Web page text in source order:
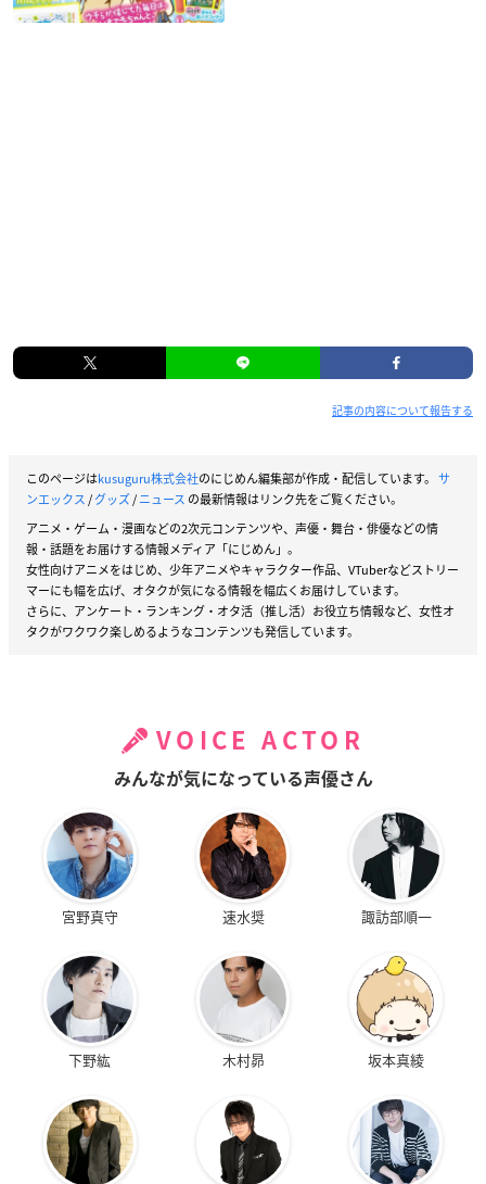
記事の内容について報告する
このページはkusuguru株式会社のにじめん編集部が作成・配信しています。 サ
ンエックス/グッズ/ニュース の最新情報はリンク先をご覧ください。
アニメ・ゲーム・漫画などの2次元コンテンツや、声優・舞台・俳優などの情
報・話題をお届けする情報メディア「にじめん」。
女性向けアニメをはじめ、少年アニメやキャラクター作品、VTuberなどストリー
マーにも幅を広げ、オタクが気になる情報を幅広くお届けしています。
さらに、アンケート・ランキング・オタ活（推し活）お役立ち情報など、女性オ
タクがワクワク楽しめるようなコンテンツも発信しています。
VOICE ACTOR
みんなが気になっている声優さん
宮野真守 速水奨 諏訪部順一
下野紘 木村昴 坂本真綾